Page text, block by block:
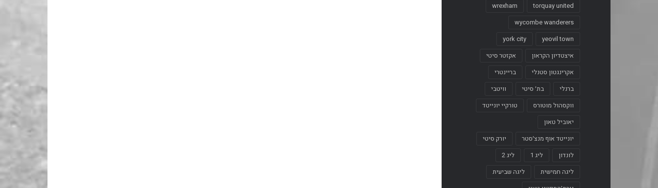
torquay united
wrexham
wycombe wanderers
yeovil town
york city
איצטדיון הקראון
אקזטר סיטי
אקרינגטון סטנלי
בריינטרי
ברנלי
בת׳ סיטי
וויטבי
ווקסהול מוטורס
טורקיי יונייטד
יאוביל טאון
יונייטד אוף מנצ׳סטר
יורק סיטי
לונדון
ליג 1
ליג 2
ליגה חמישית
ליגה שביעית